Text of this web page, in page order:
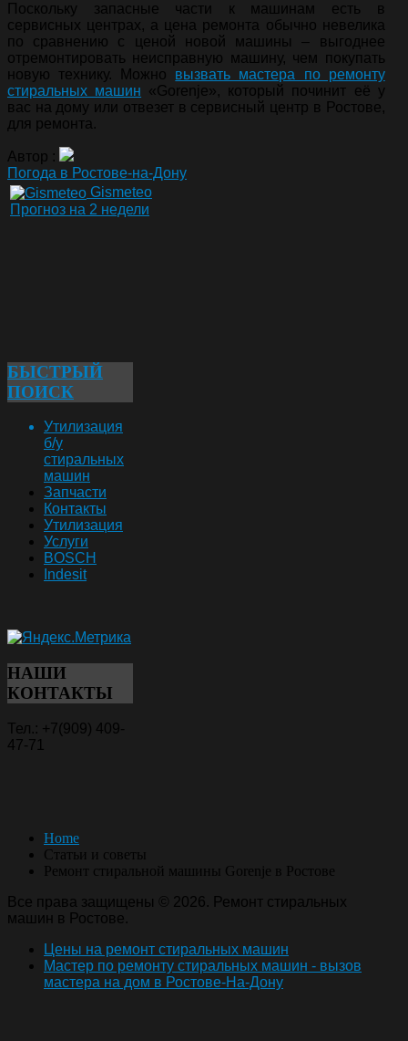
Поскольку запасные части к машинам есть в
сервисных центрах, а цена ремонта обычно невелика
по сравнению с ценой новой машины – выгоднее
отремонтировать неисправную машину, чем покупать
новую технику. Можно вызвать мастера по ремонту
стиральных машин «Gorenje», который починит её у
вас на дому или отвезет в сервисный центр в Ростове,
для ремонта.
Автор :
Погода в Ростове-на-Дону
Gismeteo
Прогноз на 2 недели
БЫСТРЫЙ
ПОИСК
Утилизация
б/у
стиральных
машин
Запчасти
Контакты
Утилизация
Услуги
BOSCH
Indesit
НАШИ
КОНТАКТЫ
Тел.: +7(909) 409-
47-71
Home
Статьи и советы
Ремонт стиральной машины Gorenje в Ростове
Все права защищены © 2026. Ремонт стиральных
машин в Ростове.
Цены на ремонт стиральных машин
Мастер по ремонту стиральных машин - вызов
мастера на дом в Ростове-На-Дону